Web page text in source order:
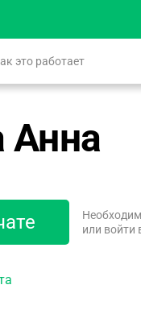
это работает
Анна
или войти